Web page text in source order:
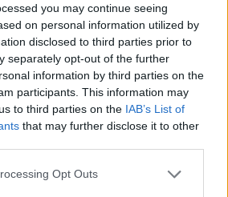
you may continue seeing
on personal information utilized by
disclosed to third parties prior to
separately opt-out of the further
information by third parties on the
participants. This information may
to third parties on the IAB’s List of
that may further disclose it to other
Opt Outs
NAVIDEÑO SIN HORNO